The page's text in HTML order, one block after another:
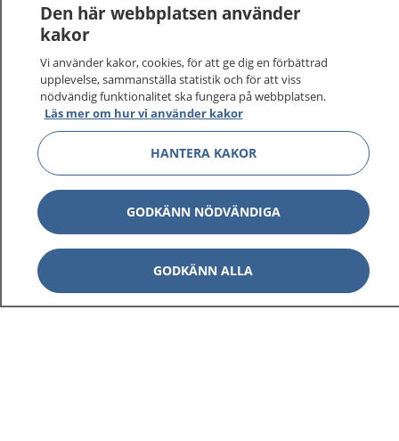
Logga in för att läsa din journal och göra dina
vårdärenden. Ring telefonnummer 1177 för
sjukvårdsrådgivning dygnet runt.
1177 ger dig råd när du vill må bättre.
1177 på flera språk Visa
Om 1177 Visa
Kontakt Visa
Den här webbplatsen använder
kakor
Vi använder kakor, cookies, för att ge dig en förbättrad
upplevelse, sammanställa statistik och för att viss
nödvändig funktionalitet ska fungera på webbplatsen.
Läs mer om hur vi använder kakor
HANTERA KAKOR
GODKÄNN NÖDVÄNDIGA
GODKÄNN ALLA